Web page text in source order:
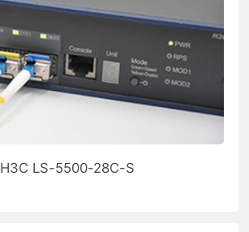
H3C LS-5500-28C-S